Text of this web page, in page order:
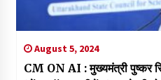
August 5, 2024
CM ON AI : मुख्यमंत्री पुष्कर